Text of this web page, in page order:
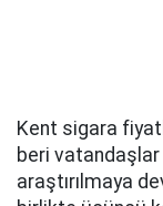
Kent sigara
beri vatandaşlar
araştırılmaya